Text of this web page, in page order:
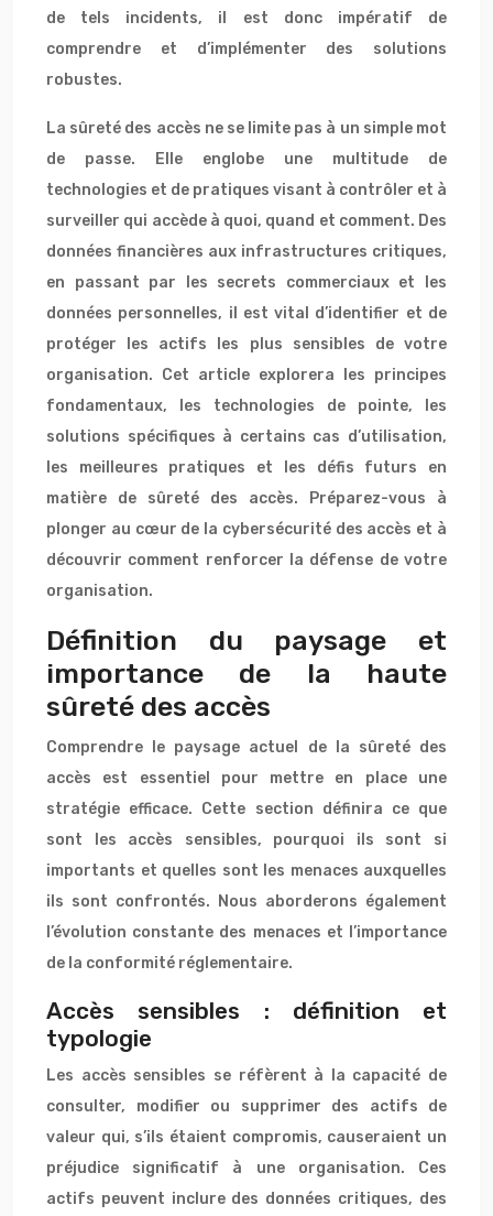
de tels incidents, il est donc impératif de
comprendre et d’implémenter des solutions
robustes.
La sûreté des accès ne se limite pas à un simple mot
de passe. Elle englobe une multitude de
technologies et de pratiques visant à contrôler et à
surveiller qui accède à quoi, quand et comment. Des
données financières aux infrastructures critiques,
en passant par les secrets commerciaux et les
données personnelles, il est vital d’identifier et de
protéger les actifs les plus sensibles de votre
organisation. Cet article explorera les principes
fondamentaux, les technologies de pointe, les
solutions spécifiques à certains cas d’utilisation,
les meilleures pratiques et les défis futurs en
matière de sûreté des accès. Préparez-vous à
plonger au cœur de la cybersécurité des accès et à
découvrir comment renforcer la défense de votre
organisation.
Définition du paysage et
importance de la haute
sûreté des accès
Comprendre le paysage actuel de la sûreté des
accès est essentiel pour mettre en place une
stratégie efficace. Cette section définira ce que
sont les accès sensibles, pourquoi ils sont si
importants et quelles sont les menaces auxquelles
ils sont confrontés. Nous aborderons également
l’évolution constante des menaces et l’importance
de la conformité réglementaire.
Accès sensibles : définition et
typologie
Les accès sensibles se réfèrent à la capacité de
consulter, modifier ou supprimer des actifs de
valeur qui, s’ils étaient compromis, causeraient un
préjudice significatif à une organisation. Ces
actifs peuvent inclure des données critiques, des